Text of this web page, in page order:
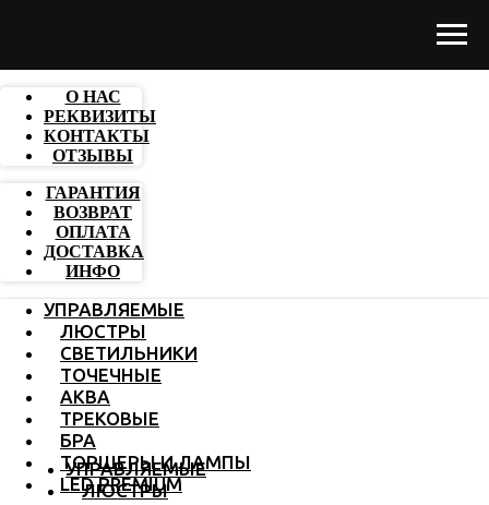
О НАС
РЕКВИЗИТЫ
КОНТАКТЫ
ОТЗЫВЫ
ГАРАНТИЯ
ВОЗВРАТ
ОПЛАТА
ДОСТАВКА
ИНФО
УПРАВЛЯЕМЫЕ
ЛЮСТРЫ
СВЕТИЛЬНИКИ
ТОЧЕЧНЫЕ
АКВА
ТРЕКОВЫЕ
БРА
ТОРШЕРЫ И ЛАМПЫ
LED PREMIUM
УПРАВЛЯЕМЫЕ
ЛЮСТРЫ